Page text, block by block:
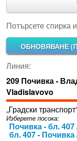
Потърсете спирка
ОБНОВЯВАНЕ (
Линия:
209 Почивка -
Vladislavovo
„Градски
Изберете посока:
Почивка - бл.
бл. 407 -